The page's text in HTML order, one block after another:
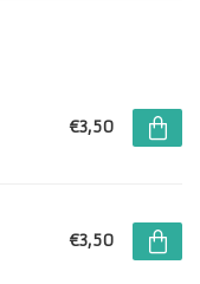
€3,50
€3,50